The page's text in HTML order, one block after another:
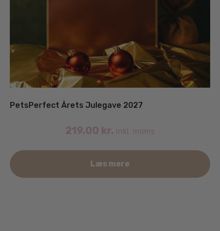
PetsPerfect Årets Julegave 2027
219.00 kr. inkl. moms
Læs mere